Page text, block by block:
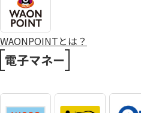
WAONPOINTとは？
電子マネー